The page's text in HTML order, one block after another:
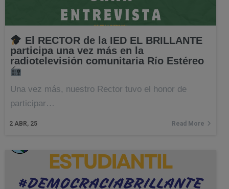
El RECTOR de la IED EL BRILLANTE
participa una vez más en la
radiotelevisión comunitaria Río Estéreo
2 ABR, 25
Una vez más, nuestro Rector tuvo el honor de
participar…
Read More